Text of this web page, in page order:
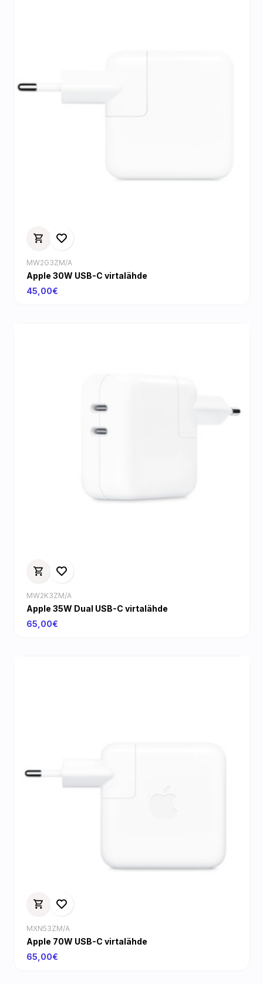
MW2G3ZM/A
Apple 30W USB-C virtalähde
45,00€
MW2K3ZM/A
Apple 35W Dual USB-C virtalähde
65,00€
MXN53ZM/A
Apple 70W USB-C virtalähde
65,00€